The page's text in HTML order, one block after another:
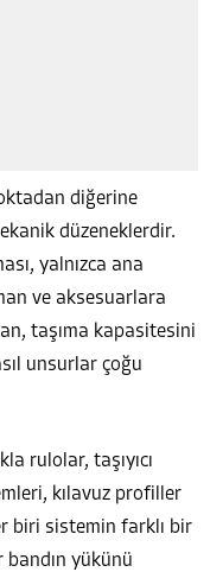
diğerine
düzeneklerdir.
yalnızca ana
ve aksesuarlara
taşıma kapasitesini
unsurlar çoğu
rulolar, taşıyıcı
kılavuz profiller
biri sistemin farklı bir
bandın yükünü